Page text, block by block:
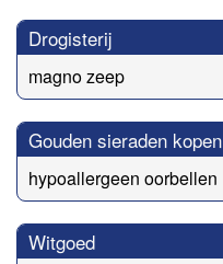
Drogisterij
magno zeep
Gouden sieraden kopen
hypoallergeen oorbellen
Witgoed